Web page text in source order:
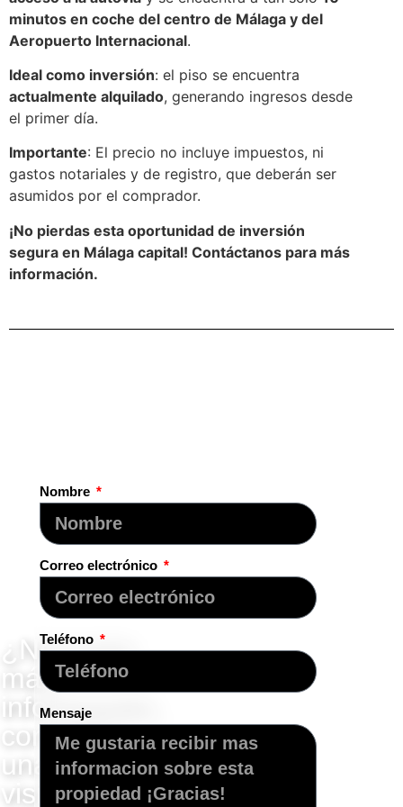
minutos en coche del centro de Málaga y del
Aeropuerto Internacional.
Ideal como inversión: el piso se encuentra
actualmente alquilado, generando ingresos desde
el primer día.
Importante: El precio no incluye impuestos, ni
gastos notariales y de registro, que deberán ser
asumidos por el comprador.
¡No pierdas esta oportunidad de inversión
segura en Málaga capital! Contáctanos para más
información.
¿Necesita
más
información,
concertar
una
visita?
Nombre
Correo electrónico
Teléfono
Mensaje